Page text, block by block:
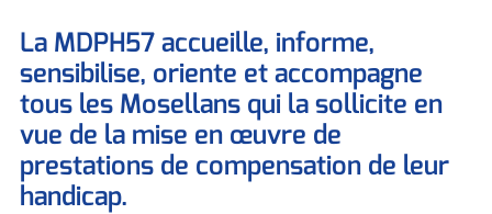
(PCH)
Signaler un enfant en danger
La MDPH57 accueille, informe,
sensibilise, oriente et accompagne
tous les Mosellans qui la sollicite en
vue de la mise en œuvre de
prestations de compensation de leur
handicap.